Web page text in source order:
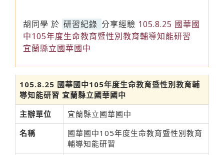
胡同學 於 研習紀錄 分享經驗 105.8.25 國華國
中105年度生命教育暨性別教育輔導知能研習
宜蘭縣立國華國中
105.8.25 國華國中105年度生命教育暨性別教育輔
導知能研習 宜蘭縣立國華國中
主辦單位
宜蘭縣立國華國中
名稱
國華國中105年度生命教育暨性別教育
輔導知能研習